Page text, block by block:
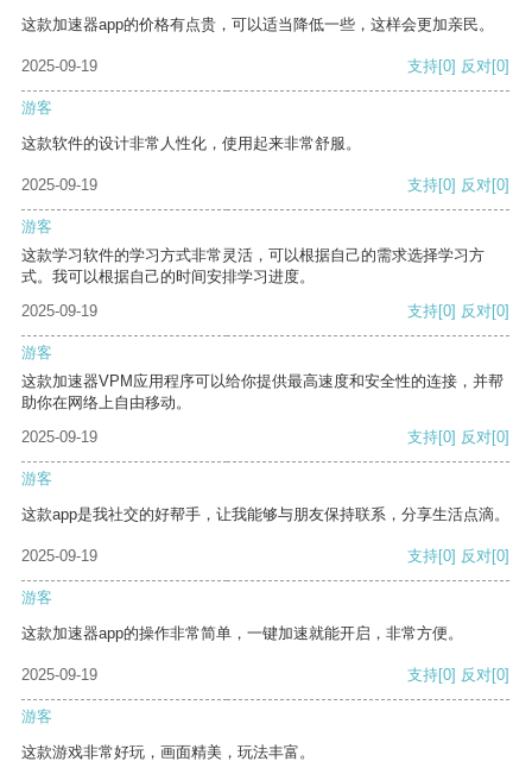
这款加速器app的价格有点贵，可以适当降低一些，这样会更加亲民。
2025-09-19 支持[0] 反对[0]
游客
这款软件的设计非常人性化，使用起来非常舒服。
2025-09-19 支持[0] 反对[0]
游客
这款学习软件的学习方式非常灵活，可以根据自己的需求选择学习方
式。我可以根据自己的时间安排学习进度。
2025-09-19
支持[0] 反对[0]
游客
这款加速器VPM应用程序可以给你提供最高速度和安全性的连接，并帮
助你在网络上自由移动。
2025-09-19
支持[0] 反对[0]
游客
这款app是我社交的好帮手，让我能够与朋友保持联系，分享生活点滴。
2025-09-19 支持[0] 反对[0]
游客
这款加速器app的操作非常简单，一键加速就能开启，非常方便。
2025-09-19 支持[0] 反对[0]
游客
这款游戏非常好玩，画面精美，玩法丰富。